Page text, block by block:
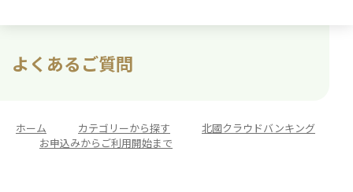
よくあるご質問
ホーム カテゴリーから探す
北國クラウドバンキング
お申込みからご利用開始まで